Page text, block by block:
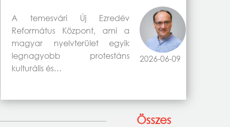
2026-06-09
A temesvári Új Ezredév
Református Központ, ami a
magyar nyelvterület egyik
legnagyobb protestáns
kulturális és…
Összes